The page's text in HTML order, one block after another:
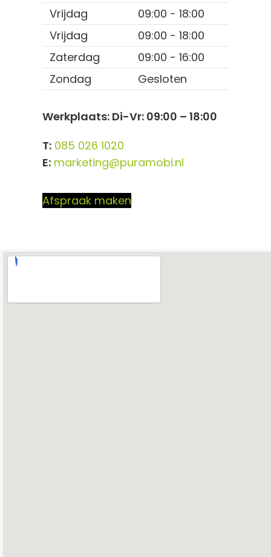
Vrijdag
09:00 - 18:00
Vrijdag
09:00 - 18:00
Zaterdag
09:00 - 16:00
Zondag
Gesloten
Werkplaats: Di-Vr: 09:00 – 18:00
T: 085 026 1020
E: marketing@puramobi.nl
Afspraak maken